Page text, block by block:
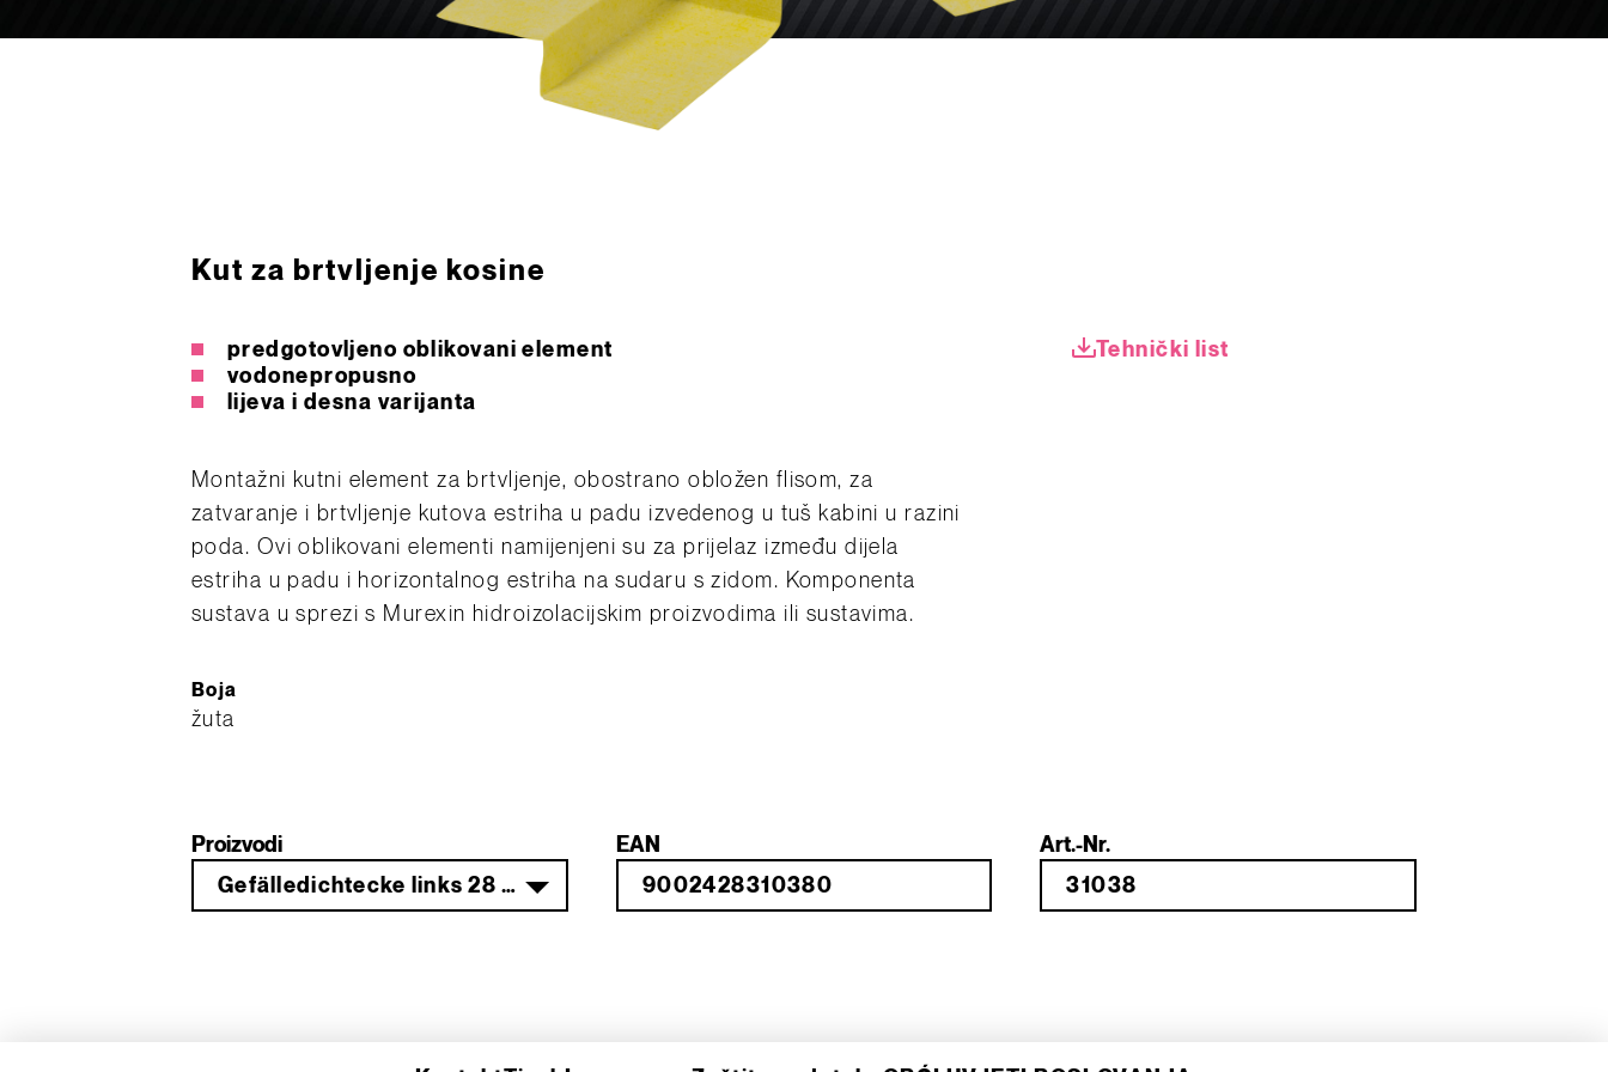
Kut za brtvljenje kosine
predgotovljeno oblikovani element
vodonepropusno
lijeva i desna varijanta
Montažni kutni element za brtvljenje, obostrano obložen flisom, za
zatvaranje i brtvljenje kutova estriha u padu izvedenog u tuš kabini u razini
poda. Ovi oblikovani elementi namijenjeni su za prijelaz između dijela
estriha u padu i horizontalnog estriha na sudaru s zidom. Komponenta
sustava u sprezi s Murexin hidroizolacijskim proizvodima ili sustavima.
Boja
žuta
Tehnički list
Proizvodi
Gefälledichtecke links 28 mm
EAN Art.-Nr.